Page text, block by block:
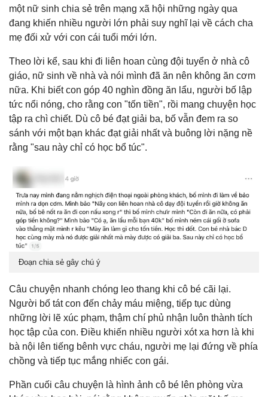
một nữ sinh chia sẻ trên mạng xã hội những ngày qua
đang khiến nhiều người lớn phải suy nghĩ lại về cách cha
mẹ đối xử với con cái tuổi mới lớn.
Theo lời kể, sau khi đi liên hoan cùng đội tuyển ở nhà cô
giáo, nữ sinh về nhà và nói mình đã ăn nên không ăn cơm
nữa. Khi biết con góp 40 nghìn đồng ăn lẩu, người bố lập
tức nổi nóng, cho rằng con "tốn tiền", rồi mang chuyện học
tập ra chì chiết. Dù cô bé đạt giải ba, bố vẫn đem ra so
sánh với một bạn khác đạt giải nhất và buông lời nặng nề
rằng "sau này chỉ có học bổ túc".
Đoạn chia sẻ gây chú ý
Câu chuyện nhanh chóng leo thang khi cô bé cãi lại.
Người bố tát con đến chảy máu miệng, tiếp tục dùng
những lời lẽ xúc phạm, thậm chí phủ nhận luôn thành tích
học tập của con. Điều khiến nhiều người xót xa hơn là khi
bà nội lên tiếng bênh vực cháu, người mẹ lại đứng về phía
chồng và tiếp tục mắng nhiếc con gái.
Phần cuối câu chuyện là hình ảnh cô bé lên phòng vừa